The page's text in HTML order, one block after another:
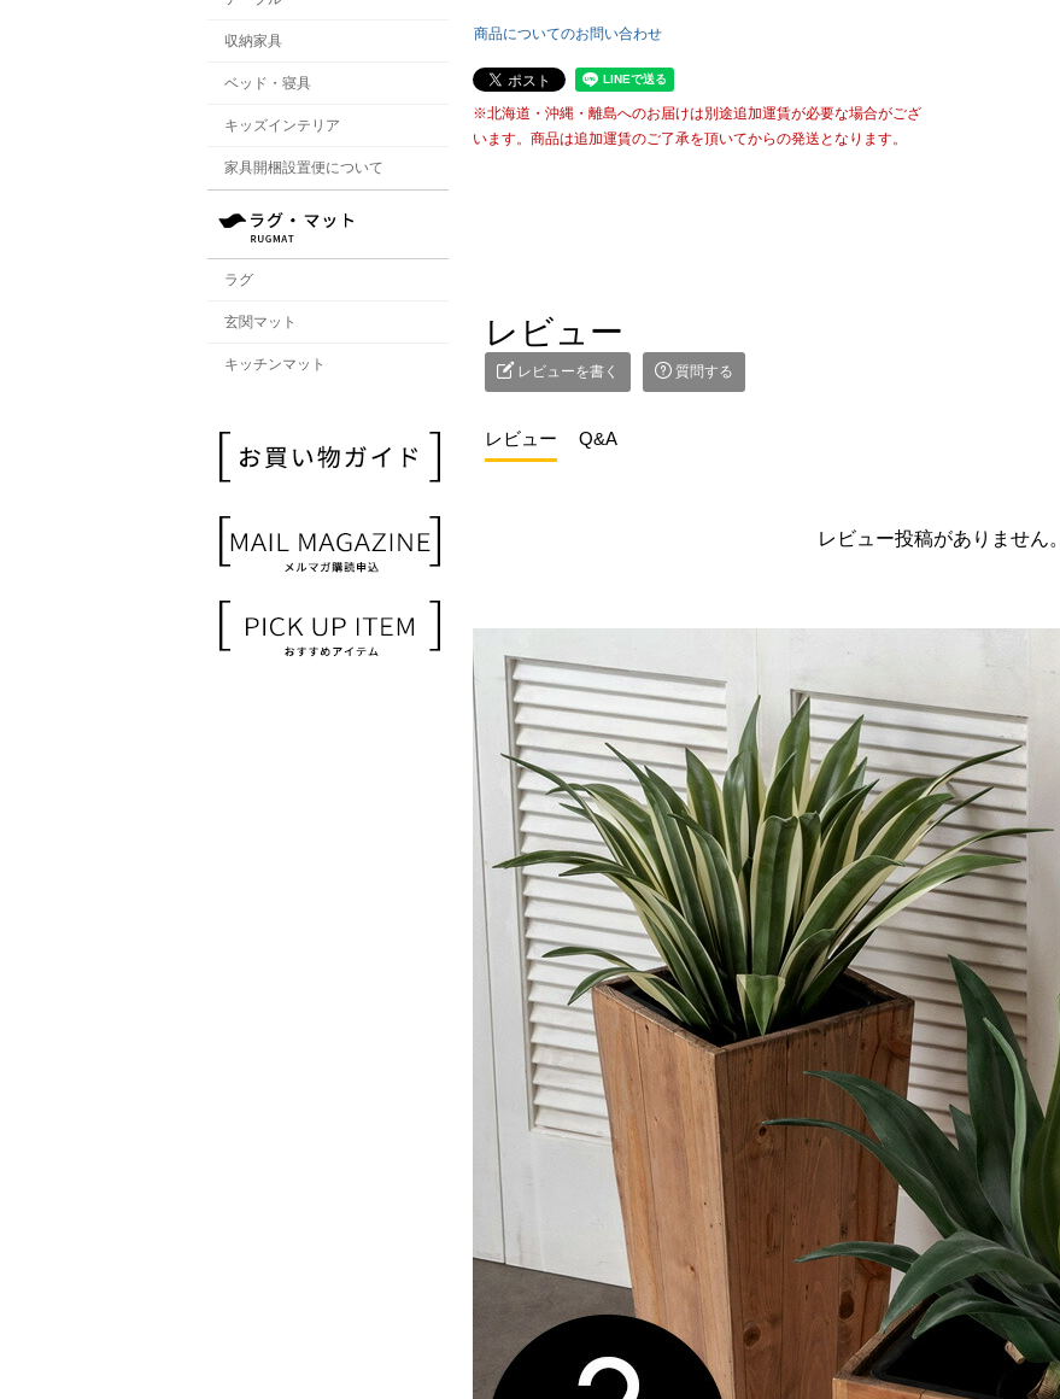
収納家具
ベッド・寝具
キッズインテリア
家具開梱設置便について
ラグ
玄関マット
キッチンマット
商品についてのお問い合わせ
※北海道・沖縄・離島へのお届けは別途追加運賃が必要な場合がござ
います。商品は追加運賃のご了承を頂いてからの発送となります。
レビュー
レビューを書く 質問する
レビュー Q&A
レビュー投稿がありません。